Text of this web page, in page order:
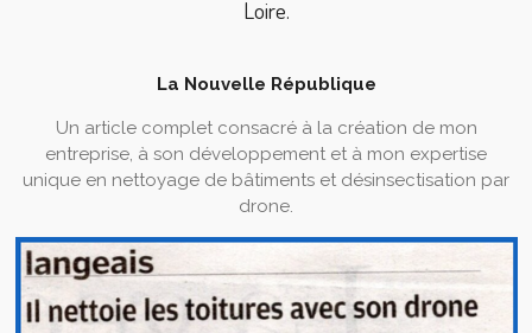
Loire.
La Nouvelle République
Un article complet consacré à la création de mon
entreprise, à son développement et à mon expertise
unique en nettoyage de bâtiments et désinsectisation par
drone.